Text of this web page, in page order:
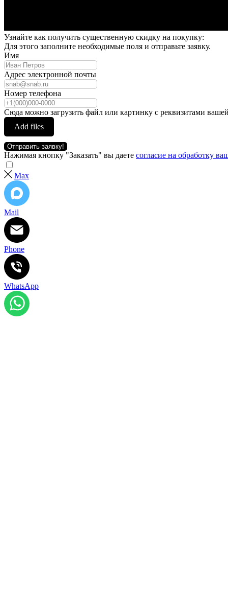
Узнайте как получить существенную скидку на покупку:
Для этого заполните необходимые поля и отправьте заявку.
Имя
Адрес электронной почты
Номер телефона
Сюда можно загрузить файл или картинку с реквизитами
Add files
Отправить заявку!
Нажимая кнопку "Заказать" вы даете согласие на обработку
Max
Mail
Phone
WhatsApp